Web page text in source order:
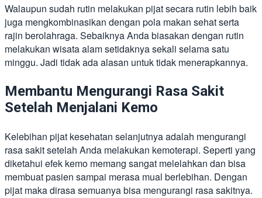
Walaupun sudah rutin melakukan pijat secara rutin lebih baik
juga mengkombinasikan dengan pola makan sehat serta
rajin berolahraga. Sebaiknya Anda biasakan dengan rutin
melakukan wisata alam setidaknya sekali selama satu
minggu. Jadi tidak ada alasan untuk tidak menerapkannya.
Membantu Mengurangi Rasa Sakit
Setelah Menjalani Kemo
Kelebihan pijat kesehatan selanjutnya adalah mengurangi
rasa sakit setelah Anda melakukan kemoterapi. Seperti yang
diketahui efek kemo memang sangat melelahkan dan bisa
membuat pasien sampai merasa mual berlebihan. Dengan
pijat maka dirasa semuanya bisa mengurangi rasa sakitnya.